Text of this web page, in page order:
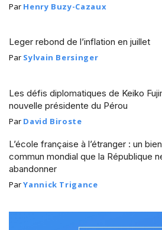
Par Henry Buzy-Cazaux
Leger rebond de l’inflation en juillet
Par Sylvain Bersinger
Les défis diplomatiques de Keiko
nouvelle présidente du Pérou
Par David Biroste
L’école française à l’étranger : un bien
commun mondial que la République
abandonner
ParYannick Trigance